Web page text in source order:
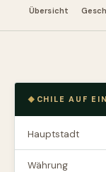
Übersicht
CHILE AUF
Hauptstadt
Währung